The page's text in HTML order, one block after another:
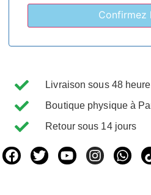
Livraison sous 48
Boutique physique à
Retour sous 14 jours